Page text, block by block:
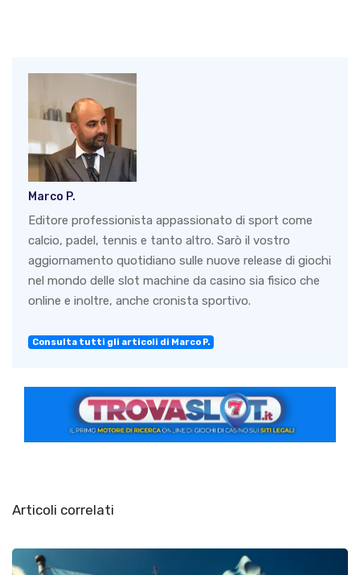
Marco P.
Editore professionista appassionato di sport come
calcio, padel, tennis e tanto altro. Sarò il vostro
aggiornamento quotidiano sulle nuove release di giochi
nel mondo delle slot machine da casino sia fisico che
online e inoltre, anche cronista sportivo.
Consulta tutti gli articoli di Marco P.
Articoli correlati